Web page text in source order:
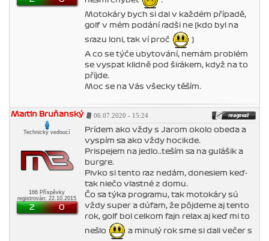
Motokáry bych si dal v každém případě,
golf v mém podání radši ne (kdo byl na
srazu loni, tak ví proč
)
A co se týče ubytování, nemám problém
se vyspat klidně pod širákem, když na to
příjde.
Moc se na Vás všecky těším.
Martin Bruňanský
Technický vedoucí
166 Příspěvky
registrován: 22.10.2015
2 0
06.07.2020 - 15:24
Prídem ako vždy s Jarom okolo obeda a
vyspím sa ako vždy hocikde.
Prispejem na jedlo..teším sa na gulášik a
burgre.
Pivko si tento raz nedám, donesiem keď-
tak niečo vlastné z domu.
Čo sa týka programu, tak motokáry sú
vždy super a dúfam, že pôjdeme aj tento
rok, golf bol celkom fajn relax aj keď mi to
nešlo
a minulý rok sme si dali večer s